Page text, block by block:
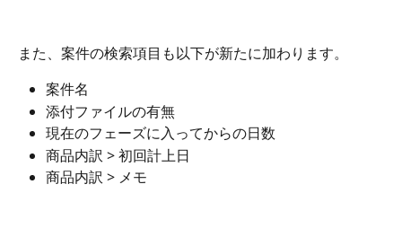
また、案件の検索項目も以下が新たに加わります。
案件名
添付ファイルの有無
現在のフェーズに入ってからの日数
商品内訳 > 初回計上日
商品内訳 > メモ